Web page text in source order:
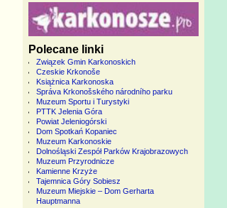
Polecane linki
Związek Gmin Karkonoskich
Czeskie Krkonoše
Książnica Karkonoska
Správa Krkonošského národního parku
Muzeum Sportu i Turystyki
PTTK Jelenia Góra
Powiat Jeleniogórski
Dom Spotkań Kopaniec
Muzeum Karkonoskie
Dolnośląski Zespół Parków Krajobrazowych
Muzeum Przyrodnicze
Kamienne Krzyże
Tajemnica Góry Sobiesz
Muzeum Miejskie – Dom Gerharta
Hauptmanna